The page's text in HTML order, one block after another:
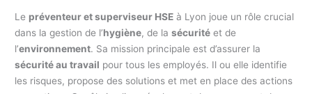
Le préventeur et superviseur HSE à Lyon joue un rôle crucial
dans la gestion de l’hygiène, de lasécurité et de
l’environnement. Sa mission principale est d’assurer la
sécurité au travail pour tous les employés. Il ou elle identifie
les risques, propose des solutions et met en place des actions